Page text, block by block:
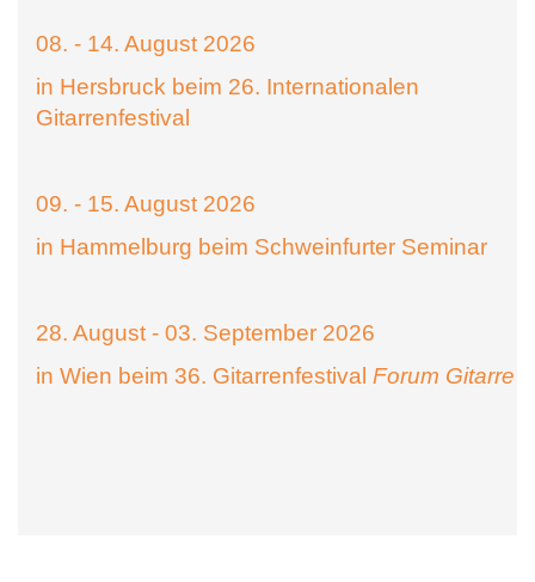
08. - 14. August 2026
in Hersbruck beim 26. Internationalen
Gitarrenfestival
09. - 15. August 2026
in Hammelburg beim Schweinfurter Seminar
28. August - 03. September 2026
in Wien beim 36. Gitarrenfestival Forum Gitarre